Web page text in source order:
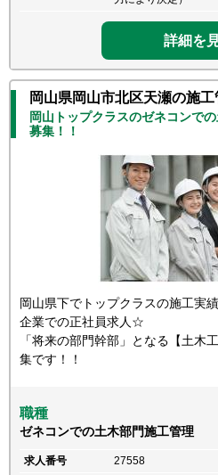
詳細を
岡山県岡山市北区天瀬の施
岡山トップクラスのゼネコンで
募集！！
岡山県下でトップクラスの施工実
企業での正社員求人☆
「将来の部門幹部」となる【土木
集です！！
職種
ゼネコンでの土木部門施工管理
求人番号
27558